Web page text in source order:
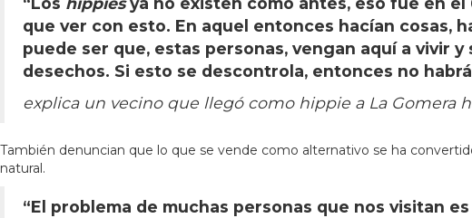
que ver con esto. En aquel entonces hacían cosas,
puede ser que, estas personas, vengan aquí a vivir
desechos. Si esto se descontrola, entonces no
explica un vecino que llegó como hippie a La Gomera
También denuncian que lo que se vende como alternativo se ha
natural.
“El problema de muchas personas que nos visitan